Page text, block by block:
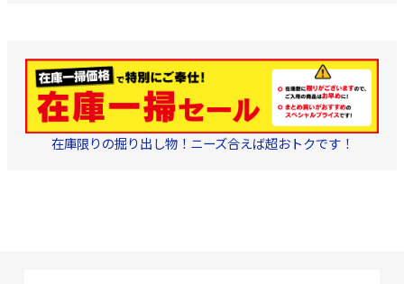
在庫限りの掘り出し物！ニーズ合えば超おトクです！